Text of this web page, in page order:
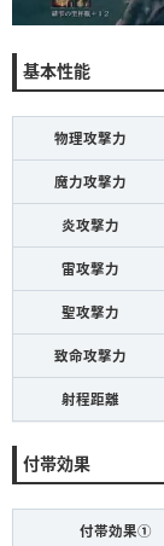
基本性能
物理攻撃力
魔力攻撃力
炎攻撃力
雷攻撃力
聖攻撃力
致命攻撃力
射程距離
付帯効果
付帯効果①